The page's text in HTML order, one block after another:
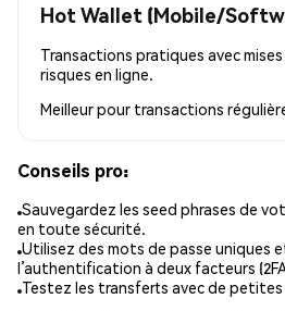
Hot Wallet (Mobile/
Transactions pratiques avec
risques en ligne.
Meilleur pour transactions
Conseils pro:
Sauvegardez les seed phrases de
en toute sécurité.
Utilisez des mots de passe uniques
l’authentification à deux facteurs
Testez les transferts avec de petites